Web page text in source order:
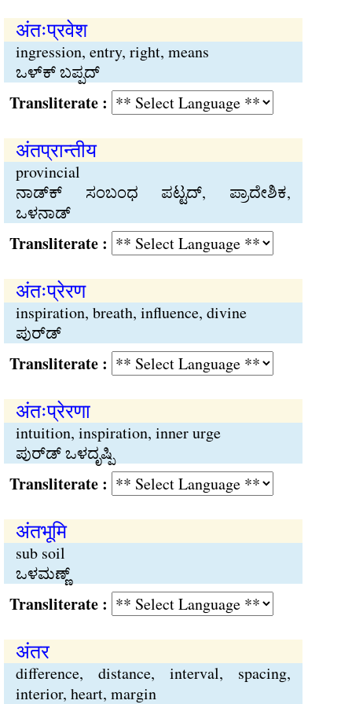
अंतःप्रवेश
ingression, entry, right, means
ಒಳ್‌ಕ್ ಬಪ್ಪದ್
:
अंतप्रान्तीय
provincial
ನಾಡ್‌ಕ್ ಸಂಬಂಧ ಪಟ್ಟದ್, ಪ್ರಾದೇಶಿಕ,
ಒಳನಾಡ್
:
अंतःप्रेरण
inspiration, breath, influence, divine
ಪುರ್‌ಡ್
:
अंतःप्रेरणा
intuition, inspiration, inner urge
ಪುರ್‌ಡ್ ಒಳದೃಷ್ಪಿ
:
अंतभूमि
sub soil
ಒಳಮಣ್ಣ್
:
अंतर
difference, distance, interval, spacing,
interior, heart, margin